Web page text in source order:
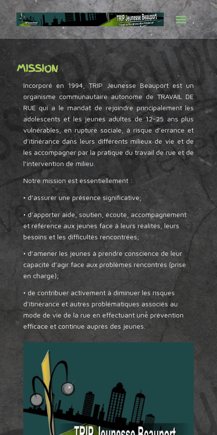
MISSION
Incorporé en 1994, TRIP Jeunesse Beauport est un
organisme communautaire autonome de TRAVAIL DE
RUE qui a le mandat de rejoindre principalement les
adolescents et les jeunes adultes de 12-25 ans plus
vulnérables, en rupture sociale, à risque d’errance et
d’itinérance dans leurs différents milieux de vie et de
les accompagner par la pratique du travail de rue et de
l’intervention de milieu.
Notre mission est essentiellement :
• d’assurer une présence significative;
• d’apporter aide, soutien, écoute, accompagnement
et référence aux jeunes face à leurs réalités, leurs
besoins et les difficultés rencontrées;
• d’amener les jeunes à prendre conscience de leur
capacité d’agir face aux problèmes rencontrés (prise
en charge);
• de contribuer activement à diminuer les risques
d’itinérance et autres problématiques associés au
mode de vie de la rue en effectuant une prévention
efficace et continue auprès des jeunes.